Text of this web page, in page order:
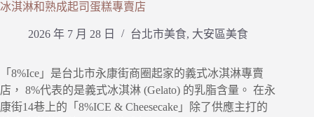
冰淇淋和熟成起司蛋糕專賣店
2026 年 7 月 28 日 台北市美食, 大安區美食
「8%Ice」是台北市永康街商圈起家的義式冰淇淋專賣
店， 8%代表的是義式冰淇淋 (Gelato) 的乳脂含量。 在永
康街14巷上的「8%ICE & Cheesecake」除了供應主打的